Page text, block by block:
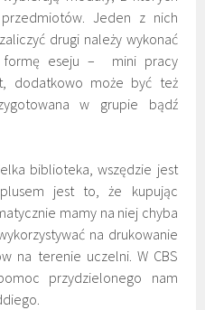
Jeden z nich
drugi należy wykonać
formę eseju – mini pracy
dodatkowo może być też
w grupie bądź
biblioteka, wszędzie jest
jest to, że kupując
mamy na niej chyba
na drukowanie
na terenie uczelni. W CBS
przydzielonego nam